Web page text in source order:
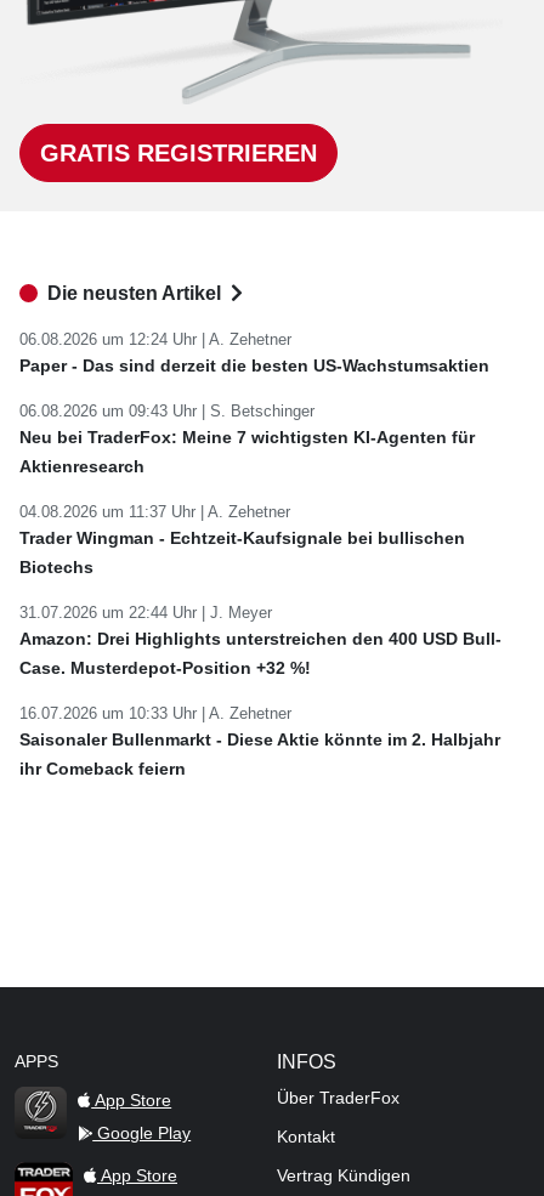
GRATIS REGISTRIEREN
Die neusten Artikel
06.08.2026 um 12:24 Uhr | A. Zehetner
Paper - Das sind derzeit die besten US-Wachstumsaktien
06.08.2026 um 09:43 Uhr | S. Betschinger
Neu bei TraderFox: Meine 7 wichtigsten KI-Agenten für
Aktienresearch
04.08.2026 um 11:37 Uhr | A. Zehetner
Trader Wingman - Echtzeit-Kaufsignale bei bullischen
Biotechs
31.07.2026 um 22:44 Uhr | J. Meyer
Amazon: Drei Highlights unterstreichen den 400 USD Bull-
Case. Musterdepot-Position +32 %!
16.07.2026 um 10:33 Uhr | A. Zehetner
Saisonaler Bullenmarkt - Diese Aktie könnte im 2. Halbjahr
ihr Comeback feiern
APPS
TraderFox Flash
App Store
Google Play
TraderFox AppApp Store
INFOS
Über TraderFox
Kontakt
Vertrag Kündigen